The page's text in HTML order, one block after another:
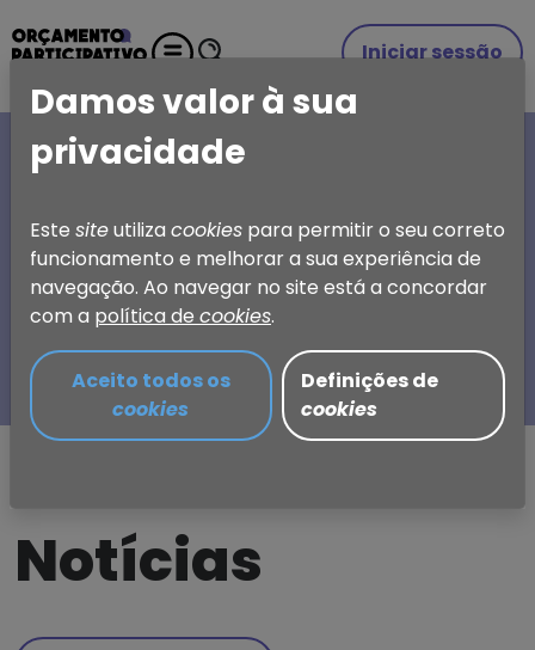
Iniciar sessão
ESCOLHA
Orçamento Participativo
de Torres Vedras
Notícias
Damos valor à sua
privacidade
Este siteutiliza cookies para permitir o seu correto
funcionamento e melhorar a sua experiência de
navegação. Ao navegar no site está a concordar
com a política de cookies.
Aceito todos os
cookies
Definições de
cookies